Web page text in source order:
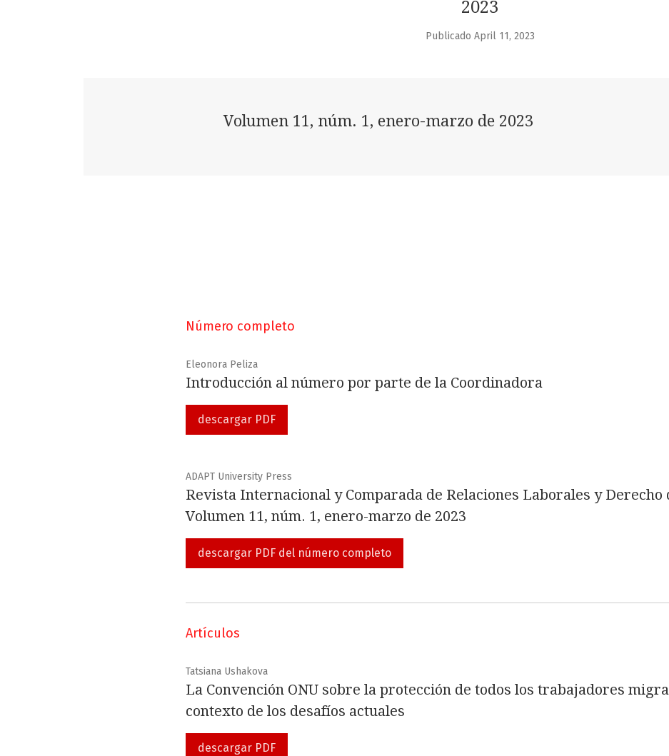
2023
Publicado April 11, 2023
Volumen 11, núm. 1, enero-marzo de 2023
Número completo
Eleonora Peliza
Introducción al número por parte de la Coordinadora
descargar PDF
ADAPT University Press
Revista Internacional y Comparada de Relaciones Laborales y Derecho
Volumen 11, núm. 1, enero-marzo de 2023
descargar PDF del número completo
Artículos
Tatsiana Ushakova
La Convención ONU sobre la protección de todos los trabajadores
contexto de los desafíos actuales
descargar PDF